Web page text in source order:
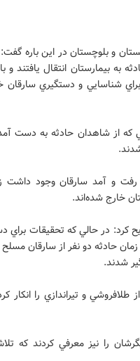
و بلوچستان در اين باره
به بيمارستان انتقال يافتند و
شناسايي و دستگيري سارقان
كه از شاهدان حادثه به دست
رفت و آمد سارقان وجود داشت
خارج شده‌اند.
در حالي كه تحقيقات براي
روز گذشته و 17 ماه پس از زمان حادثه دو نفر از
شدند.
و تيراندازي را انكار
را نيز معرفي كردند كه